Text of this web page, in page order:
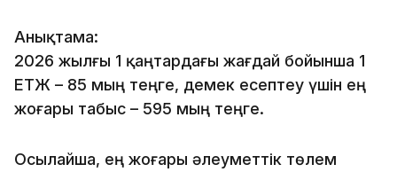
Анықтама:
2026 жылғы 1 қаңтардағы жағдай бойынша 1
ЕТЖ – 85 мың теңге, демек есептеу үшін ең
жоғары табыс – 595 мың теңге.
Осылайша, ең жоғары әлеуметтік төлем